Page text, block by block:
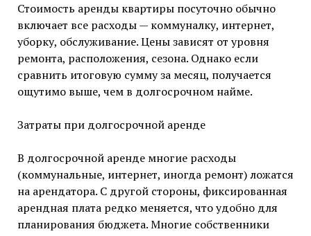
Стоимость аренды квартиры посуточно обычно
включает все расходы — коммуналку, интернет,
уборку, обслуживание. Цены зависят от уровня
ремонта, расположения, сезона. Однако если
сравнить итоговую сумму за месяц, получается
ощутимо выше, чем в долгосрочном найме.
Затраты при долгосрочной аренде
В долгосрочной аренде многие расходы
(коммунальные, интернет, иногда ремонт) ложатся
на арендатора. С другой стороны, фиксированная
арендная плата редко меняется, что удобно для
планирования бюджета. Многие собственники